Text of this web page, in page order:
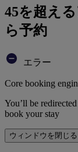
45を超え
ら予約
エラー
Core booking
You’ll be
book your stay
ウィンドウを閉じる